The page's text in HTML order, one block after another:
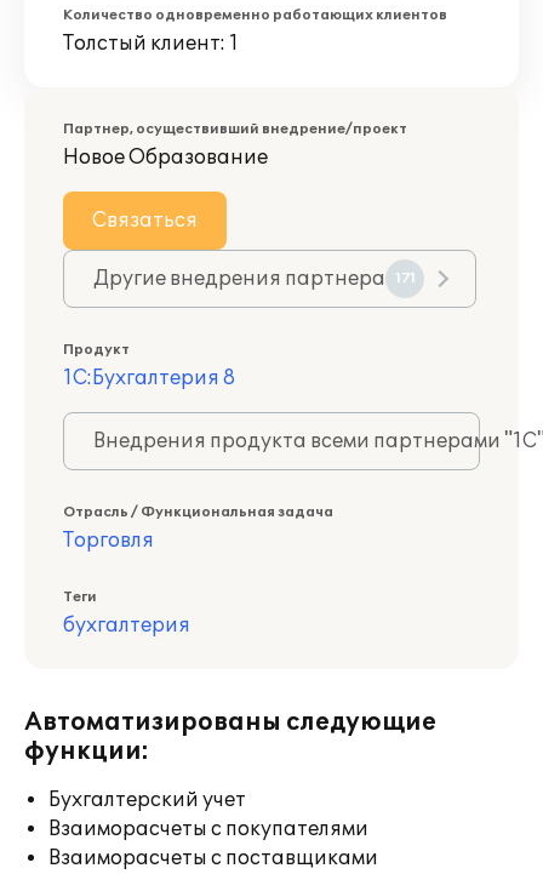
Количество одновременно работающих клиентов
Толстый клиент: 1
Партнер, осуществивший внедрение/проект
Новое Образование
Связаться
Другие внедрения партнера 171
Продукт
1С:Бухгалтерия 8
Внедрения продукта всеми партнерами
Отрасль / Функциональная задача
Торговля
Теги
бухгалтерия
Автоматизированы следующие
функции:
Бухгалтерский учет
Взаиморасчеты с покупателями
Взаиморасчеты с поставщиками